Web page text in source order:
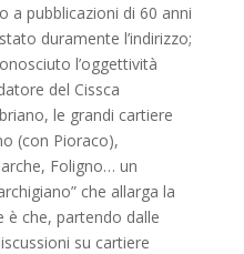
a pubblicazioni di 60 anni
duramente l’indirizzo;
l’oggettività
del Cissca
le grandi cartiere
(con Pioraco),
Foligno… un
che allarga la
è che, partendo dalle
su cartiere